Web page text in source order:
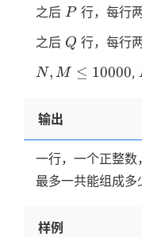
之后 P
P行，每行
之后 Q
Q 行，每行
N,M
N, M ≤ 10000,
输出
一行，一个正整数
最多一共能组成多
样例